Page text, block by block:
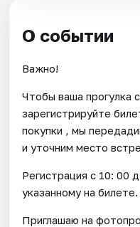
О событии
Важно!
Чтобы ваша прогулка
зарегистрируйте
покупки , мы
и уточним место
Регистрация с 10: 00
указанному на билете.
Приглашаю на